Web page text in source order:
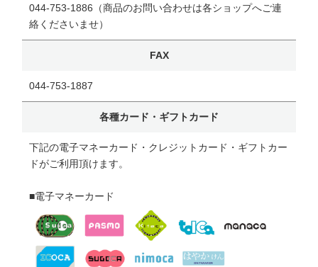
044-753-1886（商品のお問い合わせは各ショップへご連
絡くださいませ）
FAX
044-753-1887
各種カード・ギフトカード
下記の電子マネーカード・クレジットカード・ギフトカー
ドがご利用頂けます。